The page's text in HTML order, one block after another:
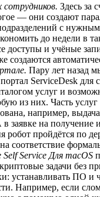
Здесь за
— они создают
с
до недели в
доступы и учёные
создаются
Пару лет назад
ServiceDesk для
услуг и
из них. Часть
например,
заявке на получение
робот пройдётся по
соответствие
Service Для macOS
задачи без
устанавливать ПО и
Например, если